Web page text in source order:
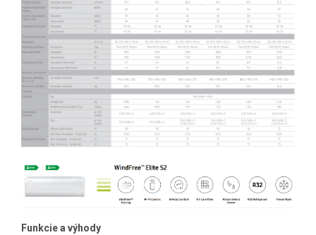
Funkcie a výhody